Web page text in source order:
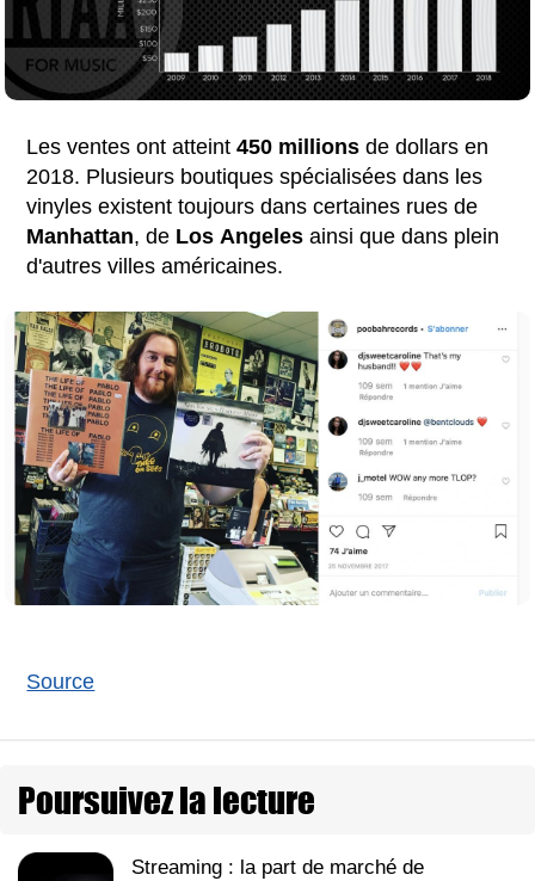
Les ventes ont atteint 450 millions de dollars en
2018. Plusieurs boutiques spécialisées dans les
vinyles existent toujours dans certaines rues de
Manhattan, de Los Angeles ainsi que dans plein
d'autres villes américaines.
Source
Poursuivez la lecture
Streaming : la part de marché de